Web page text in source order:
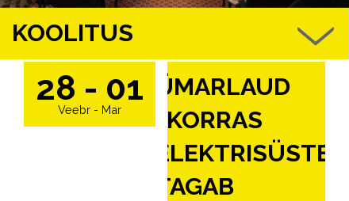
KOOLITUS
28 - 01
Veebr - Mar
ÜMARLAUD
“KORRAS
TAGAB